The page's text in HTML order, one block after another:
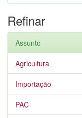
Refinar
Assunto
Agricultura
Importação
PAC